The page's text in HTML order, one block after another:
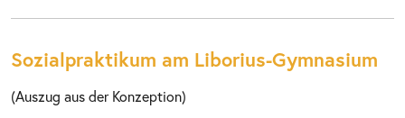
Sozialpraktikum am Liborius-Gymnasium
(Auszug aus der Konzeption)